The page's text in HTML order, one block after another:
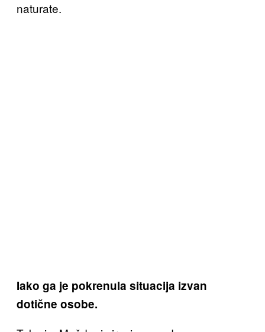
naturate.
Iako ga je pokrenula situacija izvan
dotične osobe.